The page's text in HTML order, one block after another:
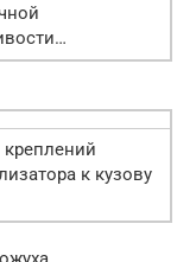
креплений
к кузову